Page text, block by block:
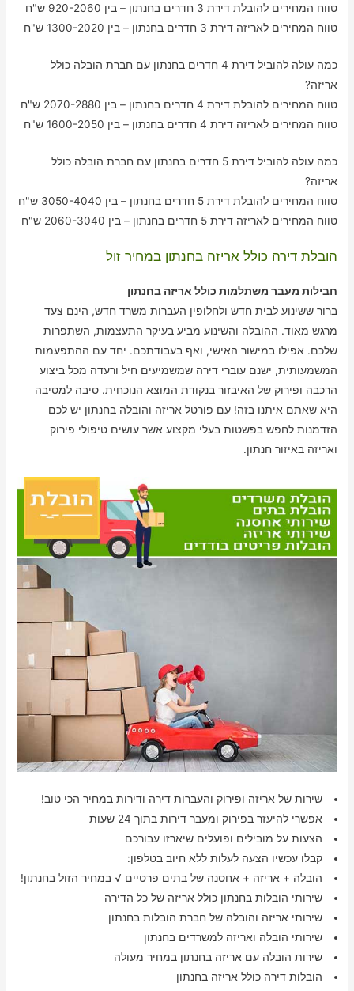
טווח המחירים להובלת דירת 3 חדרים בחנתון – בין 920-2060 ש"ח
טווח המחירים לאריזה דירת 3 חדרים בחנתון – בין 1300-2020 ש"ח
כמה עולה להוביל דירת 4 חדרים בחנתון עם חברת הובלה כולל
אריזה?
טווח המחירים להובלת דירת 4 חדרים בחנתון – בין 2070-2880 ש"ח
טווח המחירים לאריזה דירת 4 חדרים בחנתון – בין 1600-2050 ש"ח
כמה עולה להוביל דירת 5 חדרים בחנתון עם חברת הובלה כולל
אריזה?
טווח המחירים להובלת דירת 5 חדרים בחנתון – בין 3050-4040 ש"ח
טווח המחירים לאריזה דירת 5 חדרים בחנתון – בין 2060-3040 ש"ח
הובלת דירה כולל אריזה בחנתון במחיר זול
חבילות מעבר משתלמות כולל אריזה בחנתון
ברור ששינוע לבית חדש ולחלופין העברות משרד חדש, הינם צעד
מרגש מאוד. ההובלה והשינוע מביע בעיקר התעצמות, השתפרות
שלכם. אפילו במישור האישי, ואף בעבודתכם. יחד עם ההתפעמות
המשמעותית, ישנם עוברי דירה שמשמיעים חיל ורעדה מכל ביצוע
הרכבה ופירוק של האיבזור בנקודת המוצא הנוכחית. סיבה למסיבה
היא שאתם איתנו בזה! עם פורטל אריזה והובלה בחנתון יש לכם
הזדמנות לחפש בפשטות בעלי מקצוע אשר עושים טיפולי פירוק
ואריזה באיזור חנתון.
שירות של אריזה ופירוק והעברות דירה ודירות במחיר הכי טוב!
אפשרי להיעזר בפירוק ומעבר דירות בתוך 24 שעות
הצעות על מובילים ופועלים שיארזו עבורכם
קבלו עכשיו הצעה לעלות ללא חיוב בטלפון:
הובלה + אריזה + אחסנה של בתים פרטיים √ במחיר הזול בחנתון!
שירותי הובלות בחנתון כולל אריזה של כל הדירה
שירותי אריזה והובלה של חברת הובלות בחנתון
שירותי הובלה ואריזה למשרדים בחנתון
שירות הובלה עם אריזה בחנתון במחיר מעולה
הובלות דירה כולל אריזה בחנתון